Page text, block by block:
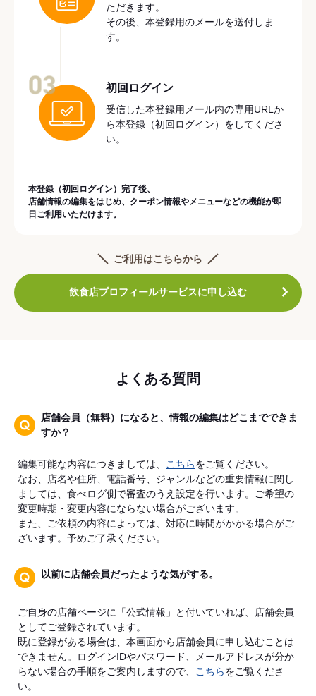
ただきます。
その後、本登録用のメールを送付しま
す。
初回ログイン
受信した本登録用メール内の専用URLか
ら本登録（初回ログイン）をしてくださ
い。
本登録（初回ログイン）完了後、
店舗情報の編集をはじめ、クーポン情報やメニューなどの機能が即
日ご利用いただけます。
ご利用はこちらから
飲食店プロフィールサービスに申し込む
よくある質問
店舗会員（無料）になると、情報の編集はどこまでできま
すか？
編集可能な内容につきましては、 こちらをご覧ください。
なお、店名や住所、電話番号、ジャンルなどの重要情報に関し
ましては、食べログ側で審査のうえ設定を行います。ご希望の
変更時期・変更内容にならない場合がございます。
また、ご依頼の内容によっては、対応に時間がかかる場合がご
ざいます。予めご了承ください。
以前に店舗会員だったような気がする。
ご自身の店舗ページに「公式情報」と付いていれば、店舗会員
としてご登録されています。
既に登録がある場合は、本画面から店舗会員に申し込むことは
できません。ログインIDやパスワード、メールアドレスが分か
らない場合の手順をご案内しますので、
こちらをご覧くださ
い。